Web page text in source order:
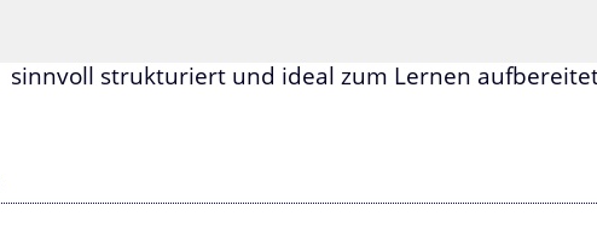
sinnvoll strukturiert und ideal zum Lernen